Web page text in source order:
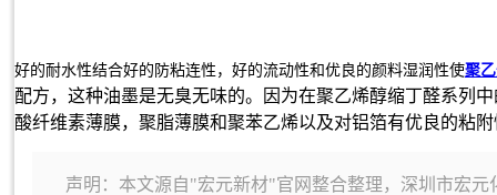
好的耐水性结合好的防粘连性，好的流动性和优良的颜料湿润性使聚
配方，这种油墨是无臭无味的。因为在聚乙烯醇缩丁醛系列
酸纤维素薄膜，聚脂薄膜和聚苯乙烯以及对铝箔有优良的粘
声明：本文源自"宏元新材"官网整合整理，深圳市宏